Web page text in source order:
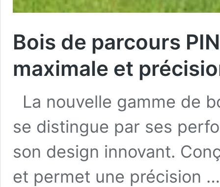
Bois de parcours
maximale et
La nouvelle gamme de
se distingue par ses
son design innovant.
et permet une précision